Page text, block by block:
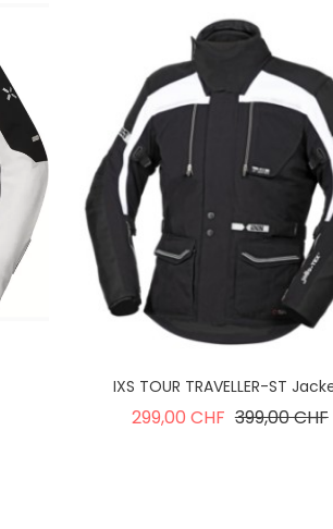
IXS TOUR TRAVELLER-ST
299,00 CHF 399,00 CHF